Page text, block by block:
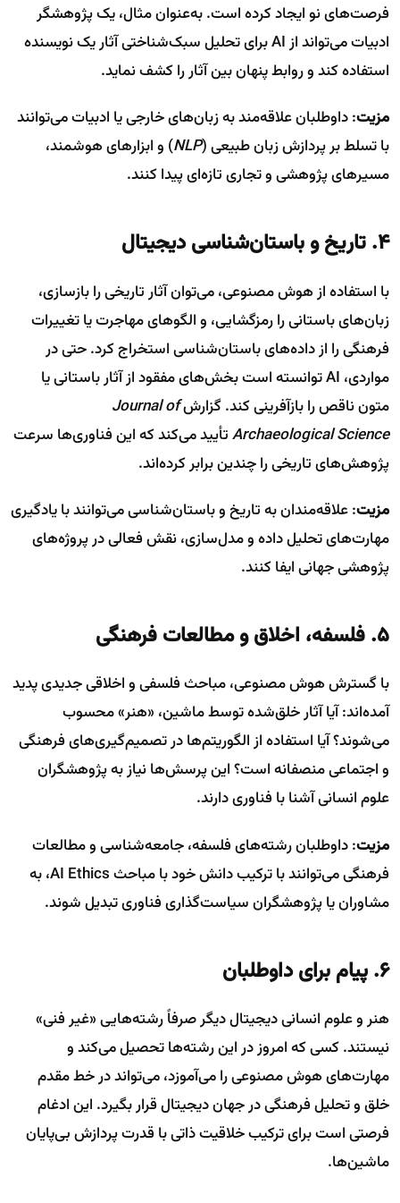
فرصت‌های نو ایجاد کرده است. به‌عنوان مثال، یک پژوهشگر
ادبیات می‌تواند از AI برای تحلیل سبک‌شناختی آثار یک نویسنده
استفاده کند و روابط پنهان بین آثار را کشف نماید.
مزیت: داوطلبان علاقه‌مند به زبان‌های خارجی یا ادبیات می‌توانند
با تسلط بر پردازش زبان طبیعی (NLP) و ابزارهای هوشمند،
مسیرهای پژوهشی و تجاری تازه‌ای پیدا کنند.
۴. تاریخ و باستان‌شناسی دیجیتال
با استفاده از هوش مصنوعی، می‌توان آثار تاریخی را بازسازی،
زبان‌های باستانی را رمزگشایی، و الگوهای مهاجرت یا تغییرات
فرهنگی را از داده‌های باستان‌شناسی استخراج کرد. حتی در
مواردی، AI توانسته است بخش‌های مفقود از آثار باستانی یا
متون ناقص را بازآفرینی کند. گزارشJournal of
Archaeological Scienceتأیید می‌کند که این فناوری‌ها سرعت
پژوهش‌های تاریخی را چندین برابر کرده‌اند.
مزیت: علاقه‌مندان به تاریخ و باستان‌شناسی می‌توانند با یادگیری
مهارت‌های تحلیل داده و مدل‌سازی، نقش فعالی در پروژه‌های
پژوهشی جهانی ایفا کنند.
۵. فلسفه، اخلاق و مطالعات فرهنگی
با گسترش هوش مصنوعی، مباحث فلسفی و اخلاقی جدیدی پدید
آمده‌اند: آیا آثار خلق‌شده توسط ماشین، «هنر» محسوب
می‌شوند؟ آیا استفاده از الگوریتم‌ها در تصمیم‌گیری‌های فرهنگی
و اجتماعی منصفانه است؟ این پرسش‌ها نیاز به پژوهشگران
علوم انسانی آشنا با فناوری دارند.
مزیت: داوطلبان رشته‌های فلسفه، جامعه‌شناسی و مطالعات
فرهنگی می‌توانند با ترکیب دانش خود با مباحث AI Ethics، به
مشاوران یا پژوهشگران سیاست‌گذاری فناوری تبدیل شوند.
۶. پیام برای داوطلبان
هنر و علوم انسانی دیجیتال دیگر صرفاً رشته‌هایی «غیر فنی»
نیستند. کسی که امروز در این رشته‌ها تحصیل می‌کند و
مهارت‌های هوش مصنوعی را می‌آموزد، می‌تواند در خط مقدم
خلق و تحلیل فرهنگی در جهان دیجیتال قرار بگیرد. این ادغام
فرصتی است برای ترکیب خلاقیت ذاتی با قدرت پردازش بی‌پایان
ماشین‌ها.